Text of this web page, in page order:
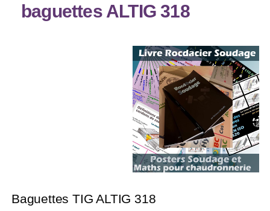
baguettes ALTIG 318
Baguettes TIG ALTIG 318